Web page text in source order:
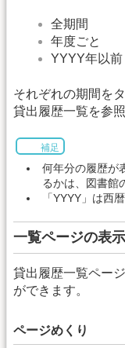
全期間
年度ごと
YYYY年以前
それぞれの期間を
貸出履歴一覧を参照
補足
何年分の履歴が
るかは、図書館
「YYYY」は西
一覧ページの表
貸出履歴一覧ペー
ができます。
ページめくり